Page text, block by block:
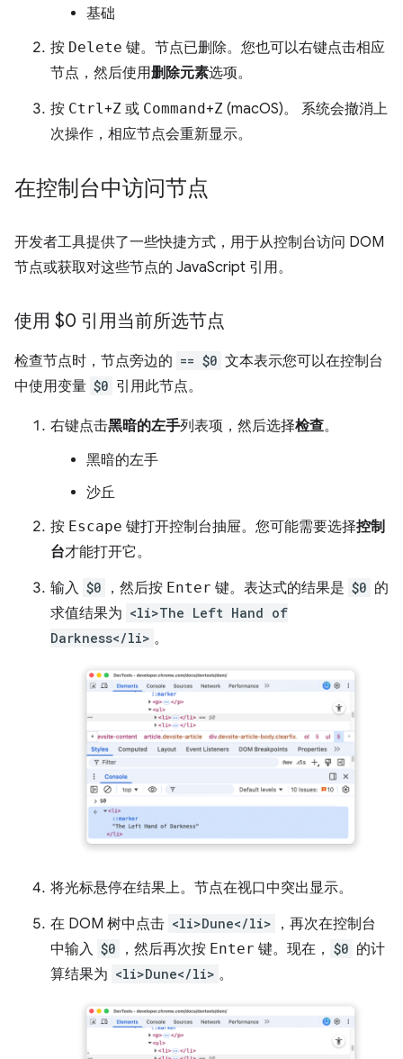
基础
按 Delete 键。节点已删除。您也可以右键点击相应
节点，然后使用删除元素选项。
按 Ctrl +Z 或 Command+Z (macOS)。 系统会撤消上
次操作，相应节点会重新显示。
在控制台中访问节点
开发者工具提供了一些快捷方式，用于从控制台访问 DOM
节点或获取对这些节点的 JavaScript 引用。
使用 $0 引用当前所选节点
检查节点时，节点旁边的 == $0 文本表示您可以在控制台
中使用变量 $0 引用此节点。
右键点击黑暗的左手列表项，然后选择检查。
黑暗的左手
沙丘
按 Escape 键打开控制台抽屉。您可能需要选择控制
台才能打开它。
输入 $0 ，然后按 Enter 键。表达式的结果是 $0 的
求值结果为 <li>The Left Hand of
Darkness</li> 。
将光标悬停在结果上。节点在视口中突出显示。
在 DOM 树中点击 <li>Dune</li>
，再次在控制台
中输入 $0 ，然后再次按 Enter 键。现在， $0 的计
算结果为 <li>Dune</li> 。